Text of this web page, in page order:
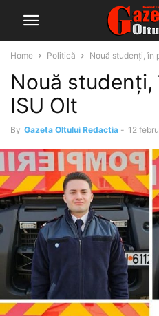
Home Politică Nouă studenți, în
Nouă
ISU Olt
By Gazeta Oltului Redactia - 12